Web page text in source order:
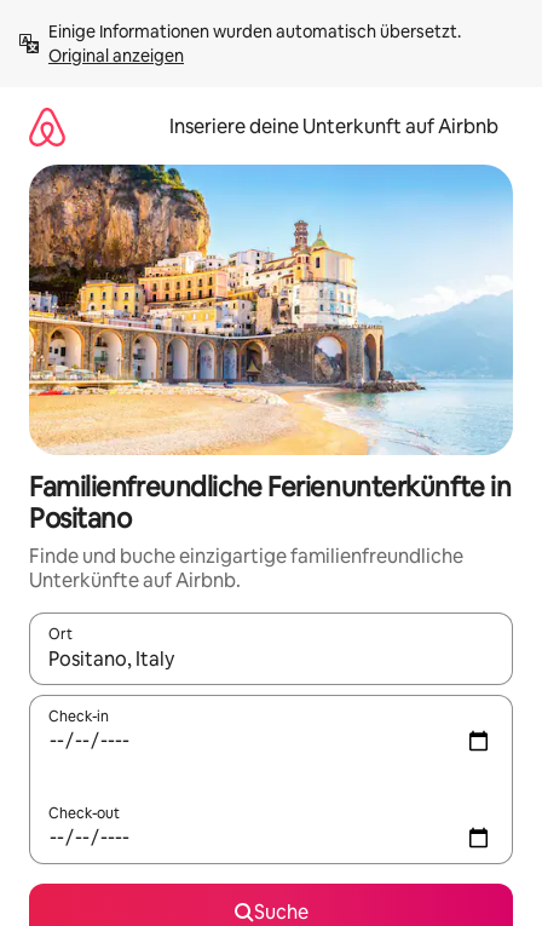
Inhalten
springenOriginal anzeigen
Inseriere deine Unterkunft auf Airbnb
Familienfreundliche Ferienunterkünfte in
Positano
Finde und buche einzigartige familienfreundliche
Unterkünfte auf Airbnb.
Ort
Wenn Ergebnisse verfügbar sind, navigiere mit den
Check-in
Check-out
Suche